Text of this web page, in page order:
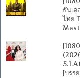
ธันเ
ไทย
[บรร